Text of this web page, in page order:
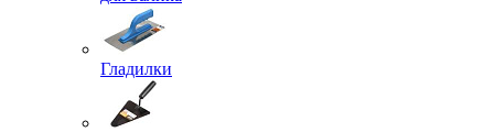
Гладилки